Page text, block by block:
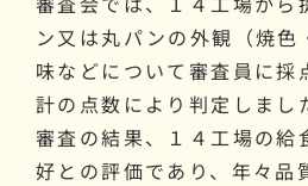
ン又は丸パンの外観（焼色
味などについて審査員に採
計の点数により判定しまし
審査の結果、１４工場の給
好との評価であり、年々品